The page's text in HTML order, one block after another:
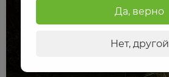
Да, верно
Нет, другой